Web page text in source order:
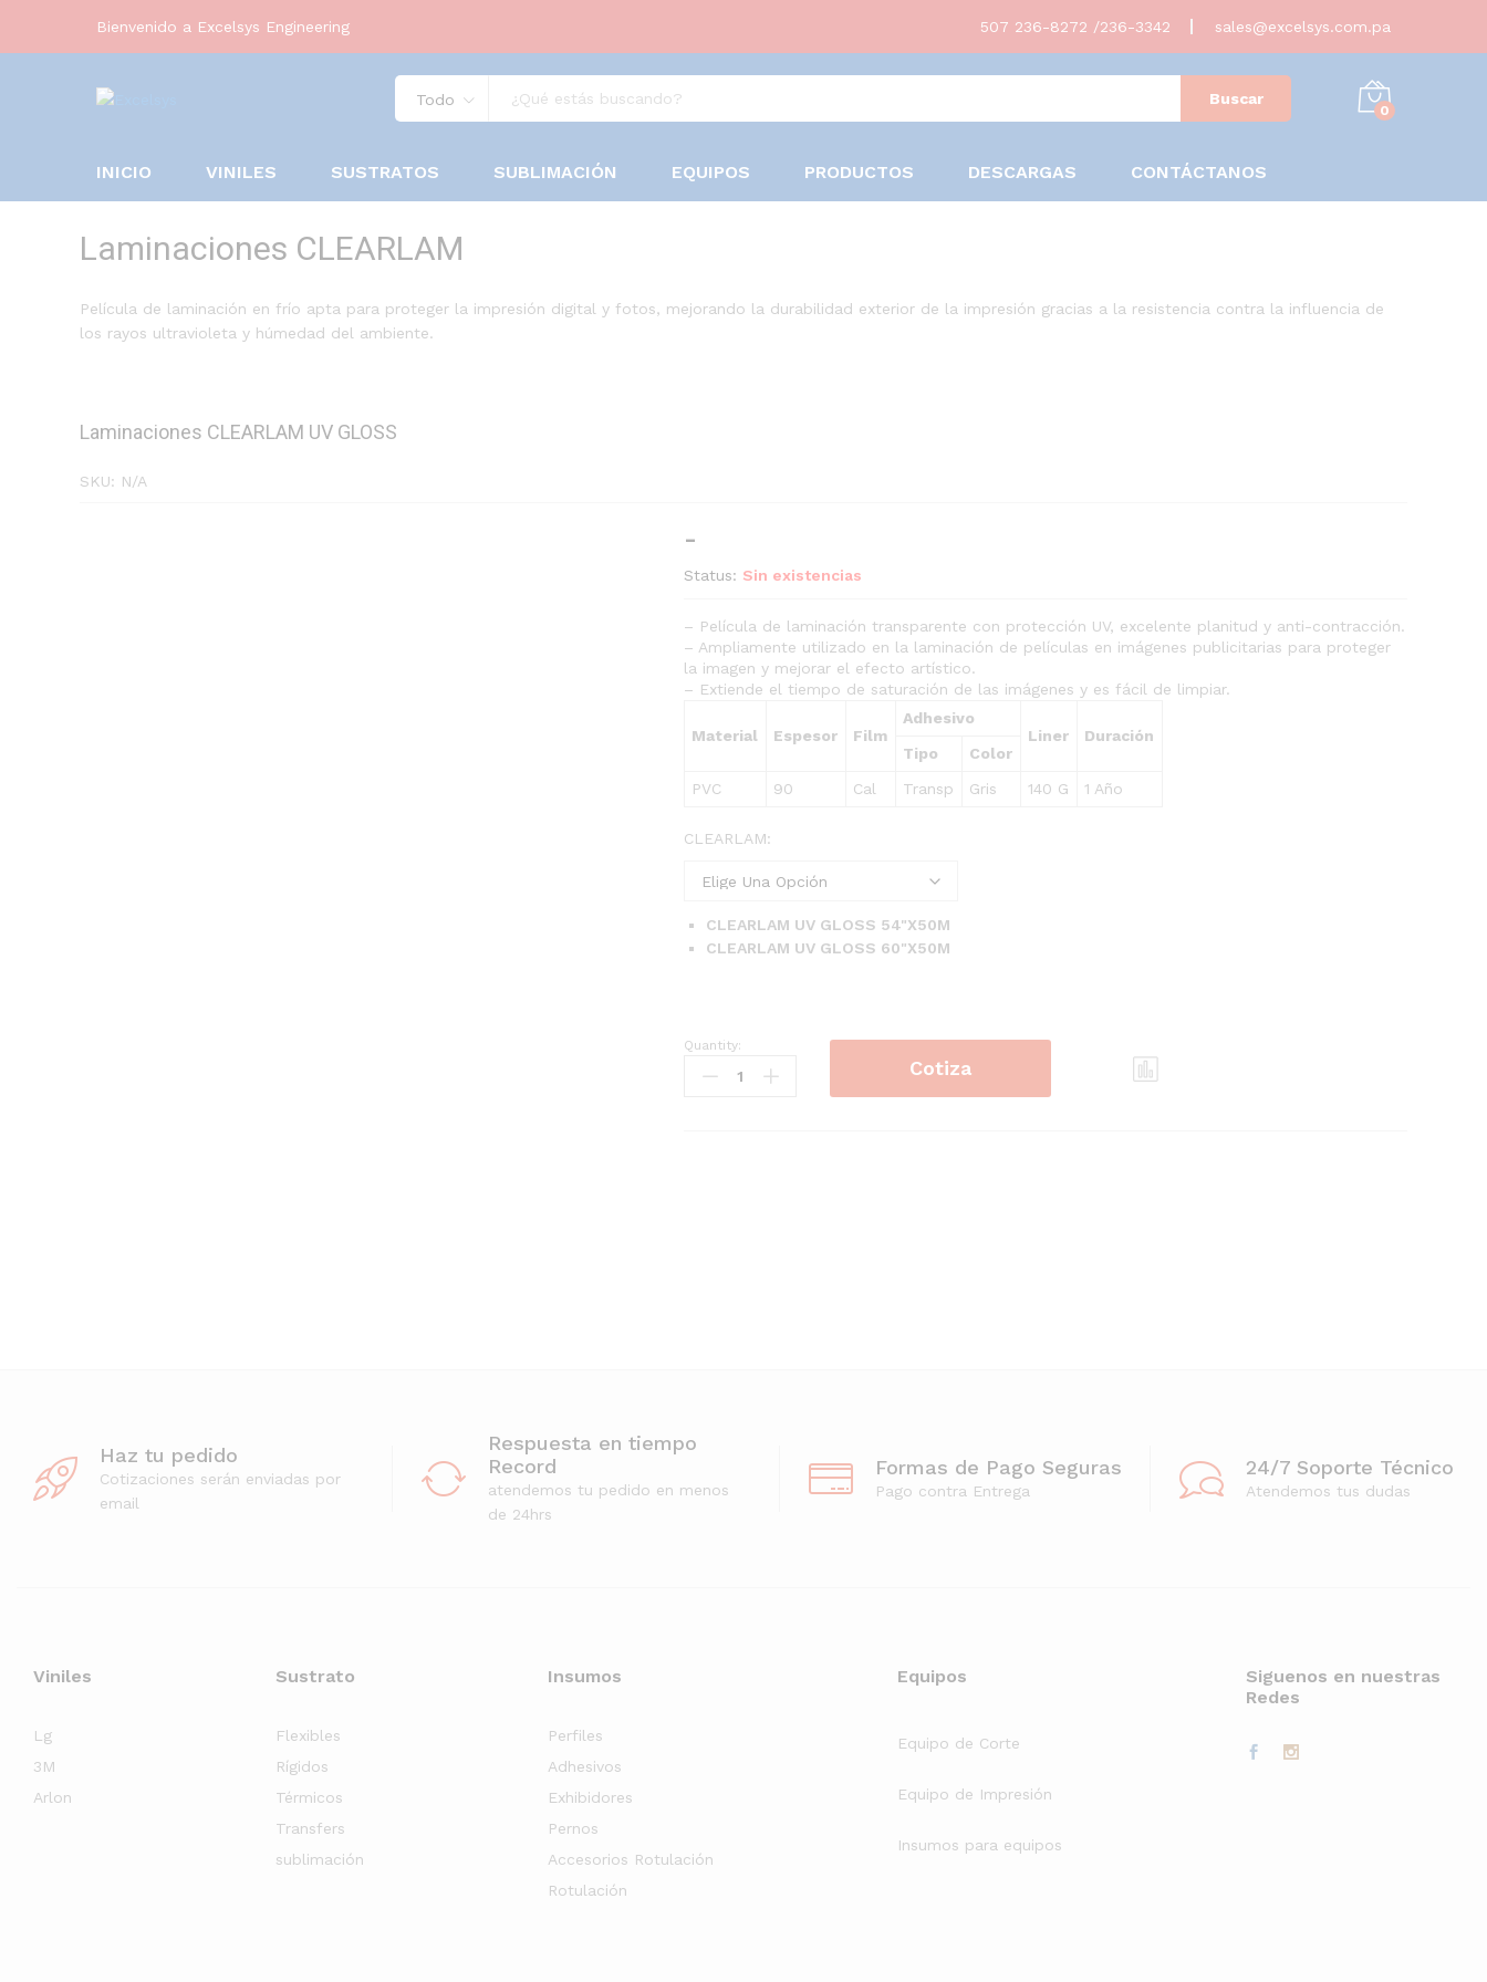
Bienvenido a Excelsys Engineering 507 236-8272 /236-3342 sales@excelsys.com.pa
Todo Buscar
0
INICIO VINILES SUSTRATOS SUBLIMACIÓN EQUIPOS PRODUCTOS DESCARGAS CONTÁCTANOS
Laminaciones CLEARLAM
Película de laminación en frío apta para proteger la impresión digital y fotos, mejorando la durabilidad exterior de la impresión gracias a la resistencia contra la influencia de
los rayos ultravioleta y húmedad del ambiente.
Laminaciones CLEARLAM UV GLOSS
SKU: N/A
-
de
precios:
desde
$99.95
hasta
$112.95
Status: Sin existencias
– Película de laminación transparente con protección UV, excelente planitud y anti-contracción.
– Ampliamente utilizado en la laminación de películas en imágenes publicitarias para proteger
la imagen y mejorar el efecto artístico.
– Extiende el tiempo de saturación de las imágenes y es fácil de limpiar.
Material Espesor Film
Adhesivo
Liner
Duración
Tipo
Color
PVC
90 Cal Transp Gris 140 G 1 Año
CLEARLAM:
CLEARLAM UV GLOSS 54"X50M
CLEARLAM UV GLOSS 60"X50M
LAMINACIONES
Quantity:
Cotiza
Haz tu pedido
Cotizaciones serán enviadas por
email
Respuesta en tiempo
Record
atendemos tu pedido en menos
de 24hrs
Formas de Pago Seguras
Pago contra Entrega
24/7 Soporte Técnico
Atendemos tus dudas
Viniles
Lg
3M
Arlon
Sustrato
Flexibles
Rígidos
Térmicos
Transfers
sublimación
Insumos
Perfiles
Adhesivos
Exhibidores
Pernos
Accesorios Rotulación
Rotulación
Equipos
Equipo de Corte
Equipo de Impresión
Insumos para equipos
Siguenos en nuestras
Redes